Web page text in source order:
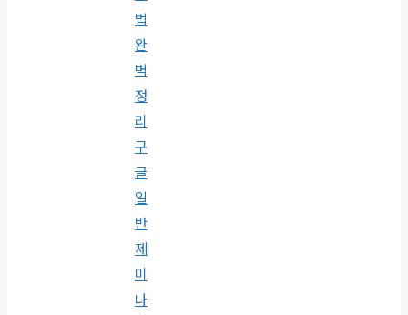
법
완
벽
정
리
구
글
일
반
제
미
나